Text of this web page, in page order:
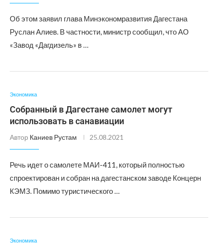
Об этом заявил глава Минэкономразвития Дагестана
Руслан Алиев. В частности, министр сообщил, что АО
«Завод «Дагдизель» в …
Экономика
Собранный в Дагестане самолет могут
использовать в санавиации
Автор Каниев Рустам 25.08.2021
Речь идет о самолете МАИ-411, который полностью
спроектирован и собран на дагестанском заводе Концерн
КЭМЗ. Помимо туристического …
Экономика